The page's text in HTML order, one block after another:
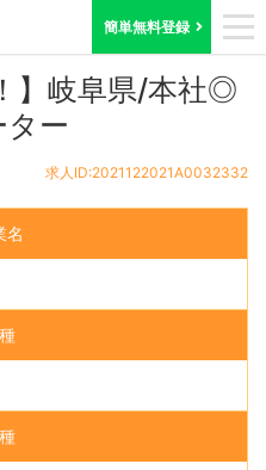
簡単無料登録
】岐阜県/本社◎
ー
求人ID:2021122021A0032332
名